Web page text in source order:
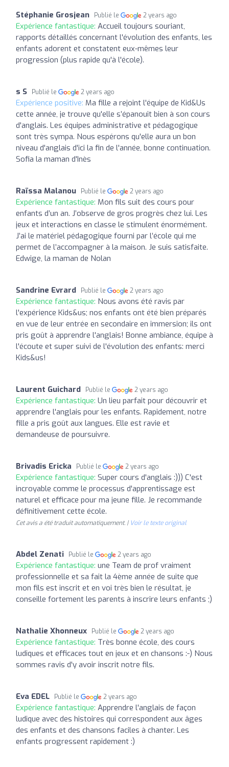
Stéphanie Grosjean Publié le 2 years ago
Expérience fantastique: Accueil toujours souriant,
rapports détaillés concernant l'évolution des enfants, les
enfants adorent et constatent eux-mêmes leur
progression (plus rapide qu'à l'école).
s S Publié le 2 years ago
Expérience positive: Ma fille a rejoint l'équipe de Kid&Us
cette année, je trouve qu'elle s’épanouit bien à son cours
d'anglais. Les équipes administrative et pédagogique
sont très sympa. Nous espérons qu'elle aura un bon
niveau d'anglais d'ici la fin de l'année, bonne continuation.
Sofia la maman d'Inès
Raïssa Malanou Publié le 2 years ago
Expérience fantastique: Mon fils suit des cours pour
enfants d’un an. J’observe de gros progrès chez lui. Les
jeux et interactions en classe le stimulent énormément.
J’ai le matériel pédagogique fourni par l’école qui me
permet de l’accompagner à la maison. Je suis satisfaite.
Edwige, la maman de Nolan
Sandrine Evrard Publié le 2 years ago
Expérience fantastique: Nous avons été ravis par
l'expérience Kids&us; nos enfants ont été bien préparés
en vue de leur entrée en secondaire en immersion; ils ont
pris goût à apprendre l'anglais! Bonne ambiance, équipe à
l'écoute et super suivi de l'évolution des enfants: merci
Kids&us!
Laurent Guichard Publié le 2 years ago
Expérience fantastique: Un lieu parfait pour découvrir et
apprendre l'anglais pour les enfants. Rapidement, notre
fille a pris goût aux langues. Elle est ravie et
demandeuse de poursuivre.
Brivadis Ericka Publié le 2 years ago
Expérience fantastique: Super cours d'anglais :))) C'est
incroyable comme le processus d'apprentissage est
naturel et efficace pour ma jeune fille. Je recommande
définitivement cette école.
Cet avis a été traduit automatiquement. | Voir le texte original
Abdel Zenati Publié le 2 years ago
Expérience fantastique: une Team de prof vraiment
professionnelle et sa fait la 4ème année de suite que
mon fils est inscrit et en voi très bien le résultat, je
conseille fortement les parents à inscrire leurs enfants ;)
Nathalie Xhonneux Publié le 2 years ago
Expérience fantastique: Très bonne école, des cours
ludiques et efficaces tout en jeux et en chansons :-) Nous
sommes ravis d'y avoir inscrit notre fils.
Eva EDEL Publié le 2 years ago
Expérience fantastique: Apprendre l'anglais de façon
ludique avec des histoires qui correspondent aux âges
des enfants et des chansons faciles à chanter. Les
enfants progressent rapidement :)